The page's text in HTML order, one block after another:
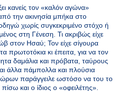
κανείς τον «καλόν αγώνα»
την ακινησία μπήκα στο
χωρίς συγκεκριμένο στόχο ή
στη Γένεση. Τι ακριβώς είχε
στον Ησαύ; Τον είχε σίγουρα
πρωτοτόκια κι έπειτα, για να τον
δαμάλια και πρόβατα, ταύρους
άλλα πάμπολλα και πλούσια
παράγγειλε ωστόσο να του το
και ο ίδιος ο «οφειλέτης».